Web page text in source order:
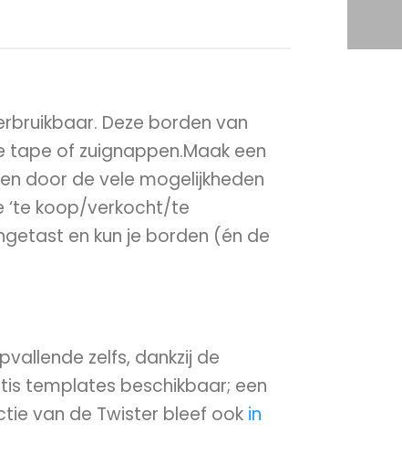
Deze borden van
of zuignappen.Maak een
door de vele mogelijkheden
‘te koop/verkocht/te
en kun je borden (én de
zelfs, dankzij de
templates beschikbaar; een
van de Twister bleef ook in